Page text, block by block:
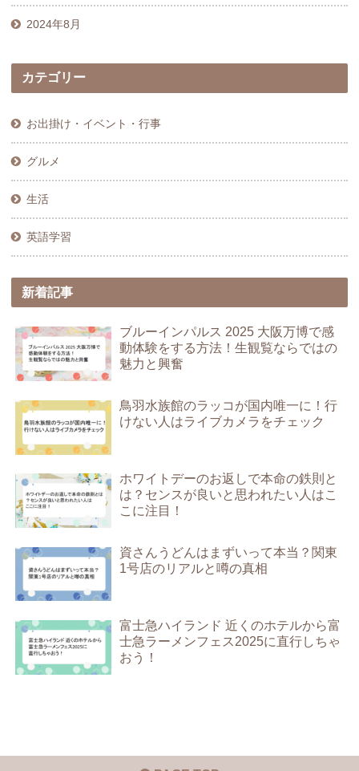
2024年8月
カテゴリー
お出掛け・イベント・行事
グルメ
生活
英語学習
新着記事
ブルーインパルス 2025 大阪万博で感
動体験をする方法！生観覧ならではの
魅力と興奮
鳥羽水族館のラッコが国内唯一に！行
けない人はライブカメラをチェック
ホワイトデーのお返しで本命の鉄則と
は？センスが良いと思われたい人はこ
こに注目！
資さんうどんはまずいって本当？関東
1号店のリアルと噂の真相
富士急ハイランド 近くのホテルから富
士急ラーメンフェス2025に直行しちゃ
おう！